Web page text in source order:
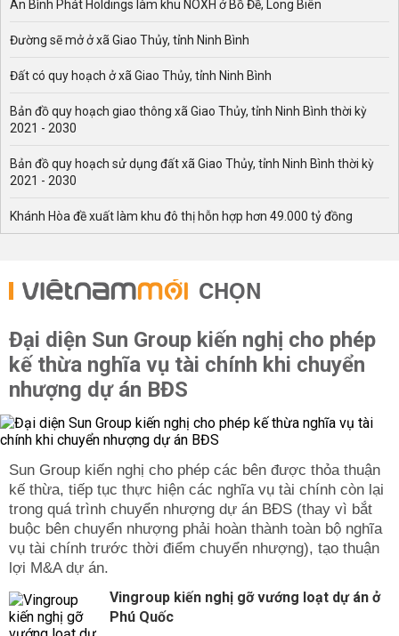
An Bình Phát Holdings làm khu NOXH ở Bồ Đề, Long Biên
Đường sẽ mở ở xã Giao Thủy, tỉnh Ninh Bình
Đất có quy hoạch ở xã Giao Thủy, tỉnh Ninh Bình
Bản đồ quy hoạch giao thông xã Giao Thủy, tỉnh Ninh Bình thời kỳ
2021 - 2030
Bản đồ quy hoạch sử dụng đất xã Giao Thủy, tỉnh Ninh Bình thời kỳ
2021 - 2030
Khánh Hòa đề xuất làm khu đô thị hỗn hợp hơn 49.000 tỷ đồng
CHỌN
Đại diện Sun Group kiến nghị cho phép
kế thừa nghĩa vụ tài chính khi chuyển
nhượng dự án BĐS
Sun Group kiến nghị cho phép các bên được thỏa thuận
kế thừa, tiếp tục thực hiện các nghĩa vụ tài chính còn lại
trong quá trình chuyển nhượng dự án BĐS (thay vì bắt
buộc bên chuyển nhượng phải hoàn thành toàn bộ nghĩa
vụ tài chính trước thời điểm chuyển nhượng), tạo thuận
lợi M&A dự án.
Vingroup kiến nghị gỡ vướng loạt dự án ở
Phú Quốc